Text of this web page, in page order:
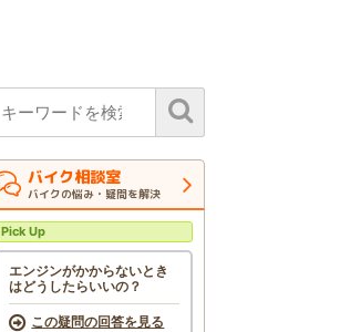
バイク相談室
バイクの悩み・疑問を解決
Pick Up
エンジンがかからないとき
はどうしたらいいの？
この疑問の回答を見る